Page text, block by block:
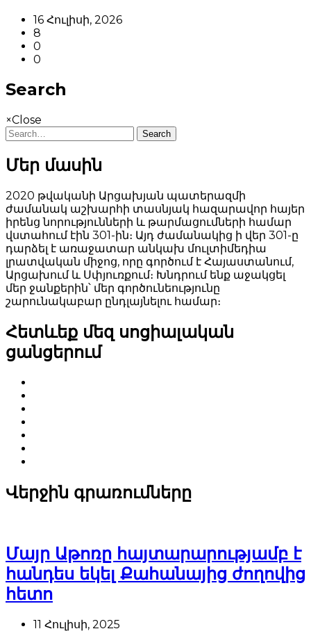
16 Հուլիսի, 2026
8
0
0
Search
×Close
Search
Մեր մասին
2020 թվականի Արցախյան պատերազմի
ժամանակ աշխարհի տասնյակ հազարավոր հայեր
իրենց նորությունների և թարմացումների համար
վստահում էին 301-ին։ Այդ ժամանակից ի վեր 301-ը
դարձել է առաջատար անկախ մուլտիմեդիա
լրատվական միջոց, որը գործում է Հայաստանում,
Արցախում և Սփյուռքում։ Խնդրում ենք աջակցել
մեր ջանքերին՝ մեր գործունեությունը
շարունակաբար ընդլայնելու համար։
Հետևեք մեզ սոցիալական
ցանցերում
Վերջին գրառումները
Մայր Աթոռը հայտարարությամբ է
հանդես եկել Քահանայից ժողովից
հետո
11 Հուլիսի, 2025